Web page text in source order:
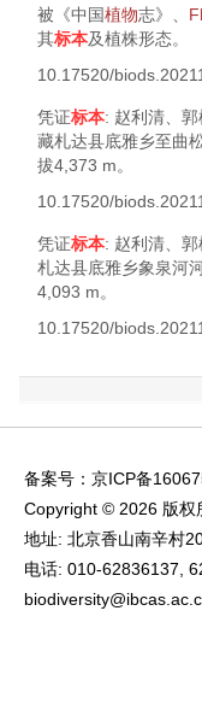
被《中国植物志》、
其标本及植株形态。
10.17520/
凭证标本: 赵利清、
藏札达县底雅乡至曲
拔4,373 m。
10.17520/
凭证标本: 赵利清、
札达县底雅乡象泉河
4,093 m。
10.17520/
备案号： 京ICP备
Copyright © 2026 版权
地址: 北京香山南辛村
电话: 010-62836137,